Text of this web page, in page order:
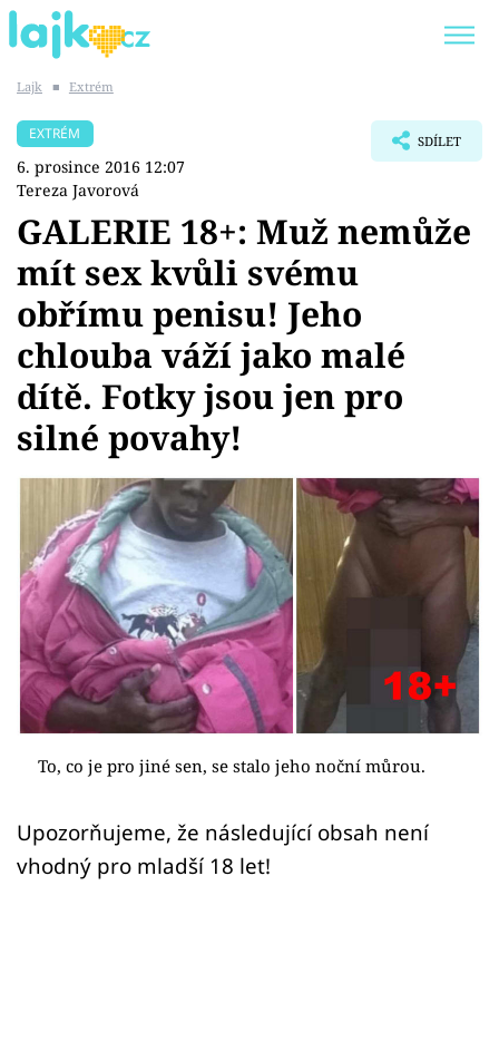
SHOPAHOLICADEL
Témata
Showbyznys
Youtubeři
Virály
Sex a vztahy
Videa
Sledujte prima+
Přihlášení
Sledujte nás
Lajk ■ Extrém
EXTRÉM
6. prosince 2016 12:07
Tereza Javorová
SDÍLET
GALERIE 18+: Muž nemůže
mít sex kvůli svému
obřímu penisu! Jeho
chlouba váží jako malé
dítě. Fotky jsou jen pro
silné povahy!
To, co je pro jiné sen, se stalo jeho noční můrou.
Upozorňujeme, že následující obsah není
vhodný pro mladší 18 let!